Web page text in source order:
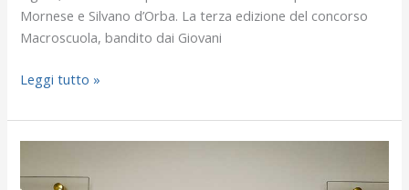
Mornese e Silvano d’Orba. La terza edizione del concorso
Macroscuola, bandito dai Giovani
Leggi tutto »
Cimino